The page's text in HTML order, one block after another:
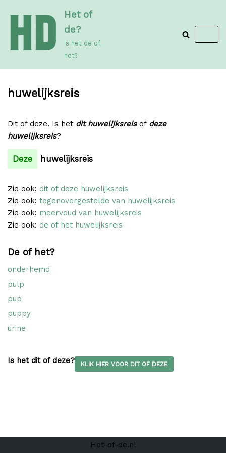
de
inhoud
Het of
de?
Is het de of
het?
huwelijksreis
Dit of deze. Is het dit huwelijksreisof deze
huwelijksreis?
Deze huwelijksreis
Zie ook: dit of deze huwelijksreis
Zie ook: tegenovergestelde van huwelijksreis
Zie ook: meervoud van huwelijksreis
Zie ook: de of het huwelijksreis
De of het?
onderhemd
pulp
pup
puppy
urine
Is het dit of deze? KLIK HIER VOOR DIT OF DEZE
Het-of-de.nl